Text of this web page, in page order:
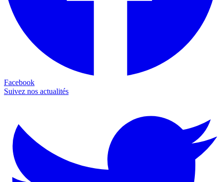
Facebook
Suivez nos actualités